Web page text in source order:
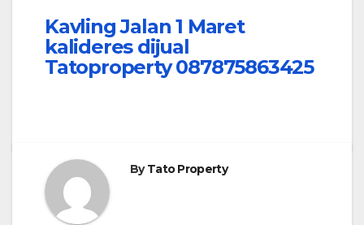
Kavling Jalan 1 Maret
kalideres dijual
Tatoproperty 087875863425
ByTato Property